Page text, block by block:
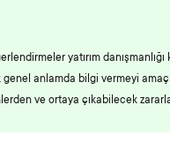
yatırım
anlamda bilgi vermeyi
ve ortaya çıkabilecek